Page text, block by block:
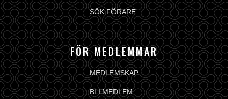
SÖK FÖRARE
FÖR MEDLEMMAR
MEDLEMSKAP
BLI MEDLEM